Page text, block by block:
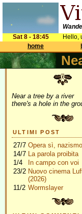
Sat 8 - 18:45
Hello,
home
Near a tree by a river
there's a hole in the
ULTIMI POST
27/7 Opera sì,
14/7 La parola proibita
1/4
In campo con voi
23/2 Nuovo cinema
(2026)
11/2 Wormslayer